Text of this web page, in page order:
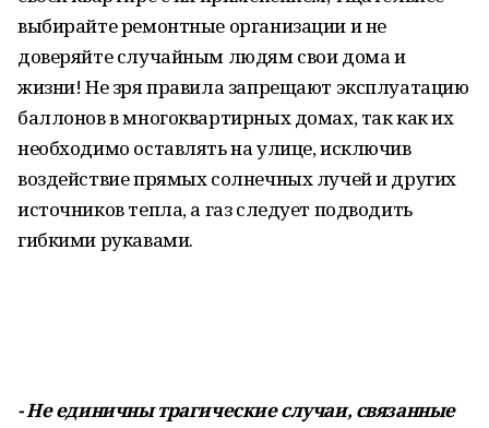
выбирайте ремонтные организации и не
доверяйте случайным людям свои дома и
жизни! Не зря правила запрещают эксплуатацию
баллонов в многоквартирных домах, так как их
необходимо оставлять на улице, исключив
воздействие прямых солнечных лучей и других
источников тепла, а газ следует подводить
гибкими рукавами.
- Не единичны трагические случаи, связанные